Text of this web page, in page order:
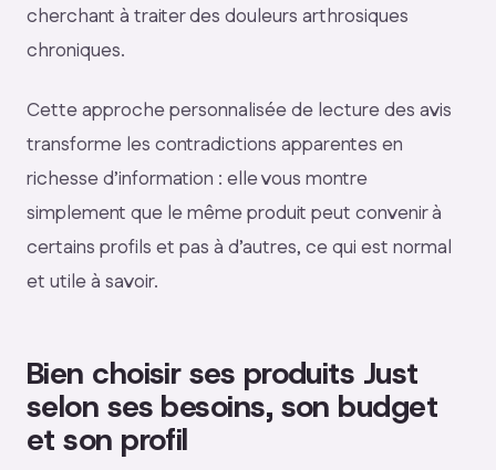
cherchant à traiter des douleurs arthrosiques
chroniques.
Cette approche personnalisée de lecture des avis
transforme les contradictions apparentes en
richesse d’information : elle vous montre
simplement que le même produit peut convenir à
certains profils et pas à d’autres, ce qui est normal
et utile à savoir.
Bien choisir ses produits Just
selon ses besoins, son budget
et son profil